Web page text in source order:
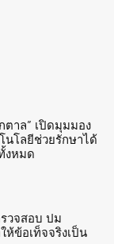
าล” เปิดมุมมอง
โลยีช่วยรักษาได้
งหมด
วจสอบ ปม
ห้ข้อเท็จจริงเป็น